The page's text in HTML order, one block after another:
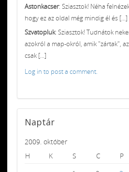
Astonkacser: Sziasztok! Néha
hogy ez az oldal még mindig él és [...]
Szvatopluk: Sziasztok! Tudnátok
azokról a map-okról, amik "zártak",
csak [...]
Log in to post a comment.
Naptár
2009. október
H
K S C P